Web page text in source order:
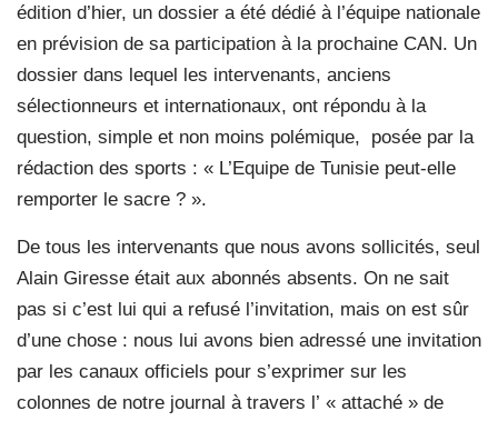
édition d’hier, un dossier a été dédié à l’équipe nationale
en prévision de sa participation à la prochaine CAN. Un
dossier dans lequel les intervenants, anciens
sélectionneurs et internationaux, ont répondu à la
question, simple et non moins polémique,
posée par la
rédaction des sports : « L’Equipe de Tunisie peut-elle
remporter le sacre ? ».
De tous les intervenants que nous avons sollicités, seul
Alain Giresse était aux abonnés absents. On ne sait
pas si c’est lui qui a refusé l’invitation, mais on est sûr
d’une chose : nous lui avons bien adressé une invitation
par les canaux officiels pour s’exprimer sur les
colonnes de notre journal à travers l’ « attaché » de